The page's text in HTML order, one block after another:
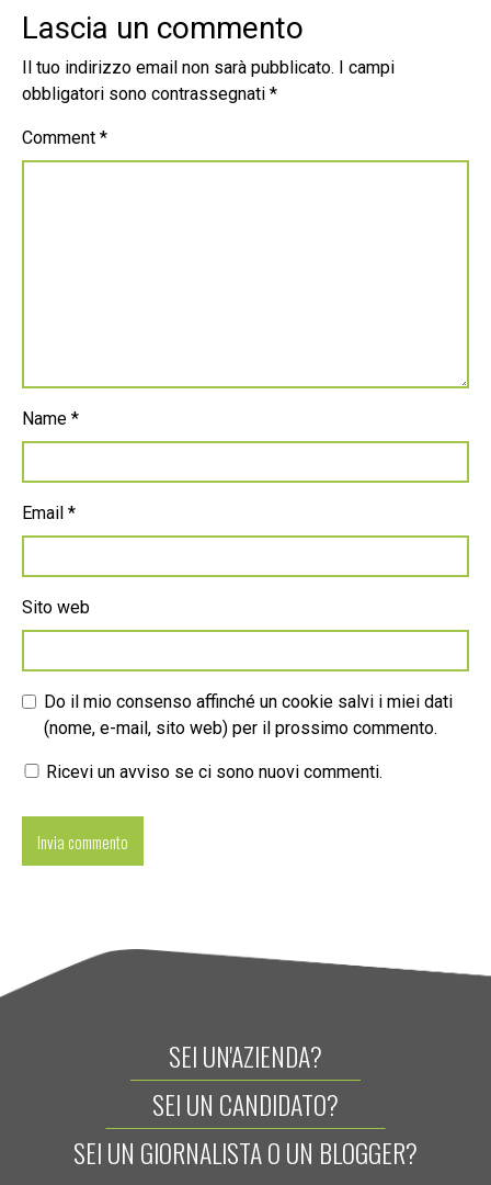
Lascia un commento
Il tuo indirizzo email non sarà pubblicato.
I campi
obbligatori sono contrassegnati *
Comment *
Name *
Email *
Sito web
Do il mio consenso affinché un cookie salvi i miei dati
(nome, e-mail, sito web) per il prossimo commento.
Ricevi un avviso se ci sono nuovi commenti.
SEI UN'AZIENDA?
SEI UN CANDIDATO?
SEI UN GIORNALISTA O UN BLOGGER?